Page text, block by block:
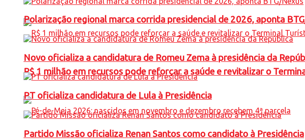
R$ 1 milhão em recursos pode reforçar a saúde e revitalizar o
Polarização regional marca corrida presidencial de 2026, aponta
Novo oficializa a candidatura de Romeu Zema à presidência da
PT oficializa candidatura de Lula à Presidência
Partido Missão oficializa Renan Santos como candidato à Presidência